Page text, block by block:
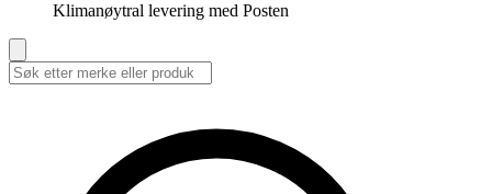
Klimanøytral levering med Posten